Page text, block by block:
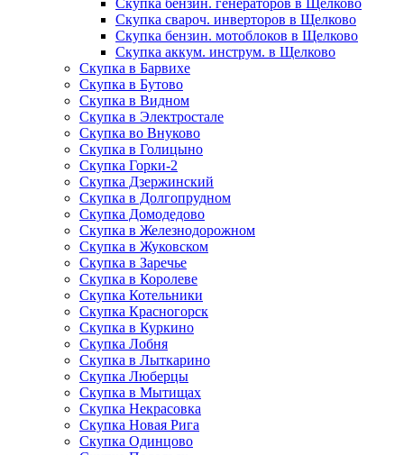
Скупка бензин. генераторов в Щелково
Скупка свароч. инверторов в Щелково
Скупка бензин. мотоблоков в Щелково
Скупка аккум. инструм. в Щелково
Скупка в Барвихе
Скупка в Бутово
Скупка в Видном
Скупка в Электростале
Скупка во Внуково
Скупка в Голицыно
Скупка Горки-2
Скупка Дзержинский
Скупка в Долгопрудном
Скупка Домодедово
Скупка в Железнодорожном
Скупка в Жуковском
Скупка в Заречье
Скупка в Королеве
Скупка Котельники
Скупка Красногорск
Скупка в Куркино
Скупка Лобня
Скупка в Лыткарино
Скупка Люберцы
Скупка в Мытищах
Скупка Некрасовка
Скупка Новая Рига
Скупка Одинцово